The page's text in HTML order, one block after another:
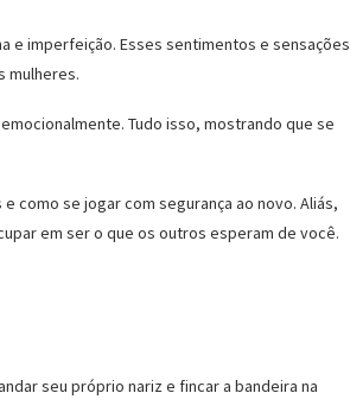
e imperfeição. Esses sentimentos e sensações
mulheres.
Tudo isso, mostrando que se
como se jogar com segurança ao novo. Aliás,
em ser o que os outros esperam de você.
seu próprio nariz e fincar a bandeira na